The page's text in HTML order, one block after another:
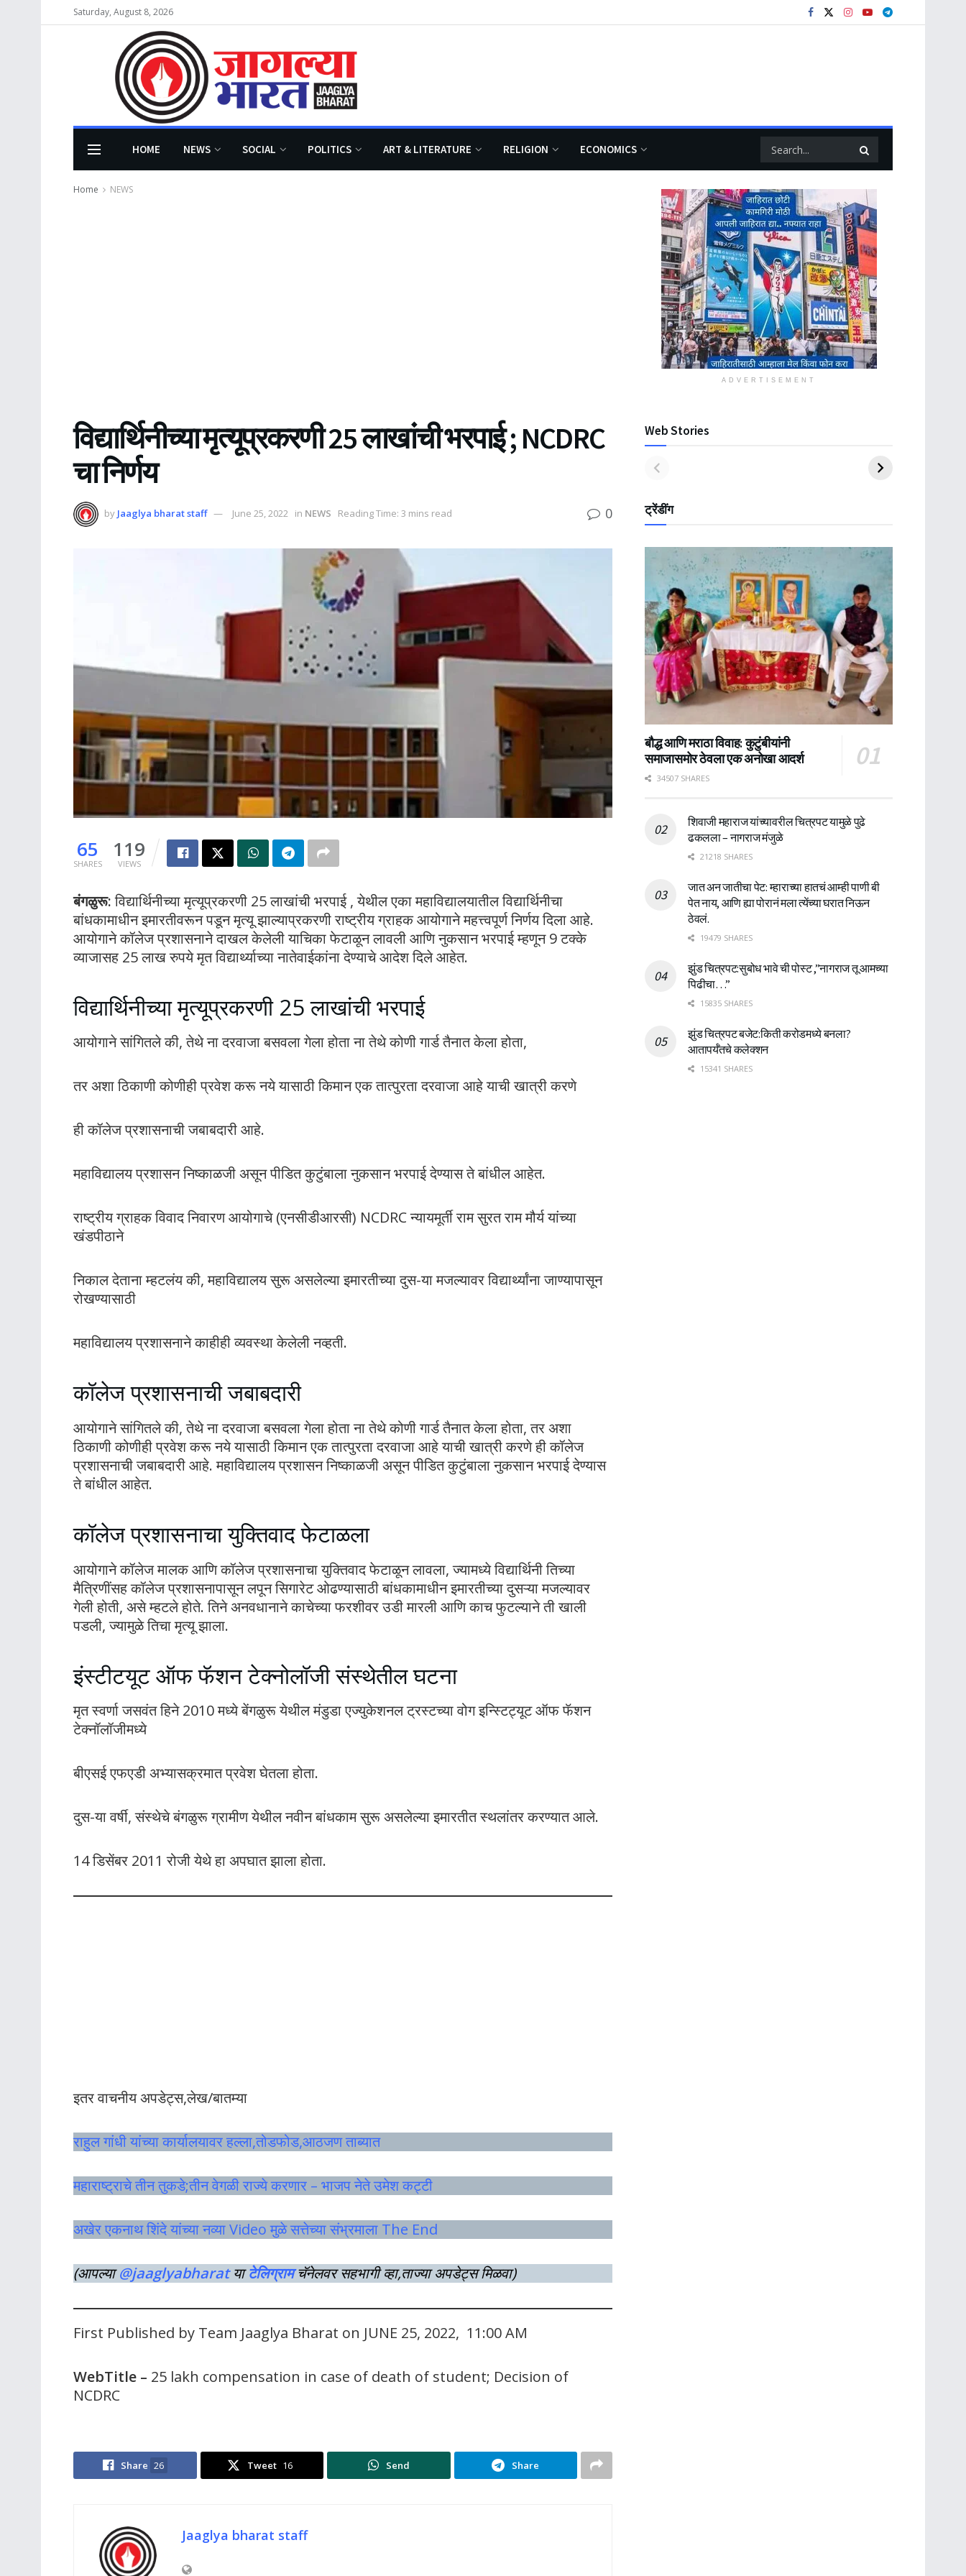
Saturday, August 8, 2026
HOME NEWS SOCIAL POLITICS ART & LITERATURE RELIGION ECONOMICS
Home NEWS
विद्यार्थिनीच्या मृत्यूप्रकरणी 25 लाखांची भरपाई ; NCDRC
चा निर्णय
by Jaaglya bharat staff June 25, 2022 in NEWS Reading Time: 3 mins read 0
65
SHARES
119
VIEWS
बंगळुरू:विद्यार्थिनीच्या मृत्यूप्रकरणी 25 लाखांची भरपाई , येथील एका महाविद्यालयातील विद्यार्थिनीचा
बांधकामाधीन इमारतीवरून पडून मृत्यू झाल्याप्रकरणी राष्ट्रीय ग्राहक आयोगाने महत्त्वपूर्ण निर्णय दिला आहे.
आयोगाने कॉलेज प्रशासनाने दाखल केलेली याचिका फेटाळून लावली आणि नुकसान भरपाई म्हणून 9 टक्के
व्याजासह 25 लाख रुपये मृत विद्यार्थ्याच्या नातेवाईकांना देण्याचे आदेश दिले आहेत.
विद्यार्थिनीच्या मृत्यूप्रकरणी 25 लाखांची भरपाई
आयोगाने सांगितले की, तेथे ना दरवाजा बसवला गेला होता ना तेथे कोणी गार्ड तैनात केला होता,
तर अशा ठिकाणी कोणीही प्रवेश करू नये यासाठी किमान एक तात्पुरता दरवाजा आहे याची खात्री करणे
ही कॉलेज प्रशासनाची जबाबदारी आहे.
महाविद्यालय प्रशासन निष्काळजी असून पीडित कुटुंबाला नुकसान भरपाई देण्यास ते बांधील आहेत.
राष्ट्रीय ग्राहक विवाद निवारण आयोगाचे (एनसीडीआरसी) NCDRC न्यायमूर्ती राम सुरत राम मौर्य यांच्या
खंडपीठाने
निकाल देताना म्हटलंय की, महाविद्यालय सुरू असलेल्या इमारतीच्या दुस-या मजल्यावर विद्यार्थ्यांना जाण्यापासून
रोखण्यासाठी
महाविद्यालय प्रशासनाने काहीही व्यवस्था केलेली नव्हती.
कॉलेज प्रशासनाची जबाबदारी
आयोगाने सांगितले की, तेथे ना दरवाजा बसवला गेला होता ना तेथे कोणी गार्ड तैनात केला होता, तर अशा
ठिकाणी कोणीही प्रवेश करू नये यासाठी किमान एक तात्पुरता दरवाजा आहे याची खात्री करणे ही कॉलेज
प्रशासनाची जबाबदारी आहे. महाविद्यालय प्रशासन निष्काळजी असून पीडित कुटुंबाला नुकसान भरपाई देण्यास
ते बांधील आहेत.
कॉलेज प्रशासनाचा युक्तिवाद फेटाळला
आयोगाने कॉलेज मालक आणि कॉलेज प्रशासनाचा युक्तिवाद फेटाळून लावला, ज्यामध्ये विद्यार्थिनी तिच्या
मैत्रिणींसह कॉलेज प्रशासनापासून लपून सिगारेट ओढण्यासाठी बांधकामाधीन इमारतीच्या दुसऱ्या मजल्यावर
गेली होती, असे म्हटले होते. तिने अनवधानाने काचेच्या फरशीवर उडी मारली आणि काच फुटल्याने ती खाली
पडली, ज्यामुळे तिचा मृत्यू झाला.
इंस्टीटयूट ऑफ फॅशन टेक्नोलॉजी संस्थेतील घटना
मृत स्वर्णा जसवंत हिने 2010 मध्ये बेंगळुरू येथील मंडुडा एज्युकेशनल ट्रस्टच्या वोग इन्स्टिट्यूट ऑफ फॅशन
टेक्नॉलॉजीमध्ये
बीएसई एफएडी अभ्यासक्रमात प्रवेश घेतला होता.
दुस-या वर्षी, संस्थेचे बंगळुरू ग्रामीण येथील नवीन बांधकाम सुरू असलेल्या इमारतीत स्थलांतर करण्यात आले.
14 डिसेंबर 2011 रोजी येथे हा अपघात झाला होता.
इतर वाचनीय अपडेट्स,लेख/बातम्या
राहुल गांधी यांच्या कार्यालयावर हल्ला,तोडफोड,आठजण ताब्यात
महाराष्ट्राचे तीन तुकडे;तीन वेगळी राज्ये करणार – भाजप नेते उमेश कट्टी
अखेर एकनाथ शिंदे यांच्या नव्या Video मुळे सत्तेच्या संभ्रमाला The End
(आपल्या@jaaglyabharat याटेलिग्राम चॅनेलवर सहभागी व्हा,ताज्या अपडेट्स मिळवा)
First Published by Team Jaaglya Bharat on JUNE 25, 2022, 11:00 AM
WebTitle – 25 lakh compensation in case of death of student; Decision of
NCDRC
Share 26 Tweet 16 Send Share
Jaaglya bharat staff
ADVERTISEMENT
Web Stories
ट्रेंडींग
बौद्ध आणि मराठा विवाह: कुटुंबीयांनी
समाजासमोर ठेवला एक अनोखा आदर्श
34507 SHARES
शिवाजी महाराज यांच्यावरील चित्रपट यामुळे पुढे
ढकलला – नागराज मंजुळे
21218 SHARES
जात अन जातीचा पेट: म्हाराच्या हातचं आम्ही पाणी बी
पेत नाय, आणि ह्या पोरानं मला त्येंच्या घरात निऊन
ठेवलं.
19479 SHARES
झुंड चित्रपट:सुबोध भावे ची पोस्ट ,”नागराज तू आमच्या
पिढीचा…”
15835 SHARES
झुंड चित्रपट बजेट:किती करोडमध्ये बनला?
आतापर्यँतचे कलेक्शन
15341 SHARES